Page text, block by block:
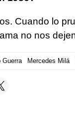
Cuando lo
no nos
Guerra Mercedes Milá